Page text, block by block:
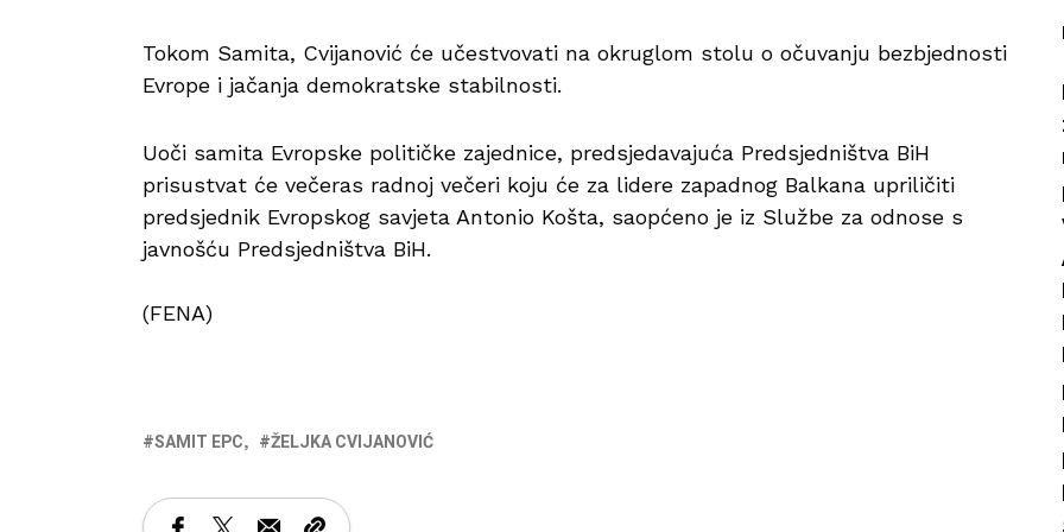
Tokom Samita, Cvijanović će učestvovati na okruglom stolu o očuvanju bezbjednosti
Evrope i jačanja demokratske stabilnosti.
Uoči samita Evropske političke zajednice, predsjedavajuća Predsjedništva BiH
prisustvat će večeras radnoj večeri koju će za lidere zapadnog Balkana upriličiti
predsjednik Evropskog savjeta Antonio Košta, saopćeno je iz Službe za odnose s
javnošću Predsjedništva BiH.
(FENA)
SAMIT EPC ŽELJKA CVIJANOVIĆ